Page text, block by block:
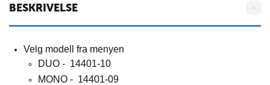
BESKRIVELSE
Velg modell fra menyen
DUO - 14401-10
MONO - 14401-09